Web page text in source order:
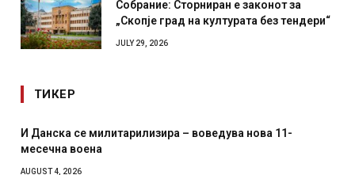
Собрание: Сторниран е законот за
„Скопје град на културата без тендери“
воведува нова 11-
Уште двајца починаа од